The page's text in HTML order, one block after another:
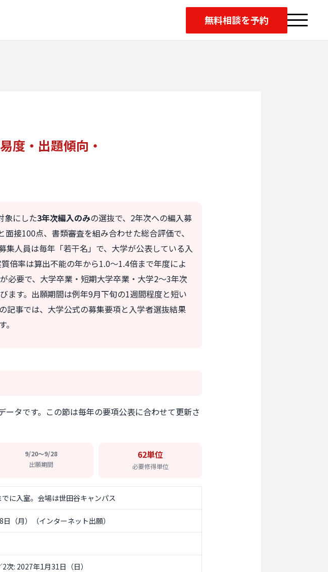
無料相談を予約
度・ 出題傾向・
象にした3年次編入のみの選抜で、2年次への編入募
接100点、書類審査を組み合わせた総合評価で、
集人員は毎年「若干名」で、大学が公表している入
倍率は算出不能の年から1.0〜1.4倍まで年度によ
必要で、大学卒業・短期大学卒業・大学2〜3年次
ます。出願期間は例年9月下旬の1週間程度と短い
記事では、大学公式の募集要項と入学者選抜結果
タです。この節は毎年の要項公表に合わせて更新さ
9/20〜9/28
出願期間
62単位
必要修得単位
に入室。会場は世田谷キャンパス
（月）（インターネット出願）
次: 2027年1月31日（日）